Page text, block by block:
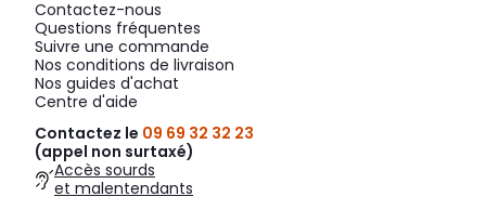
Contactez-nous
Questions fréquentes
Suivre une commande
Nos conditions de livraison
Nos guides d'achat
Centre d'aide
Contactez le 09 69 32 32 23
(appel non surtaxé)
Accès sourds
et malentendants